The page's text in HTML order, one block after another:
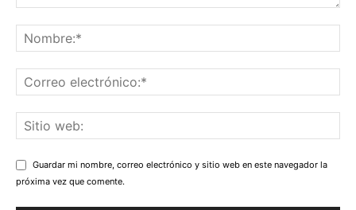
Guardar mi nombre, correo electrónico y sitio web en este navegador la
próxima vez que comente.